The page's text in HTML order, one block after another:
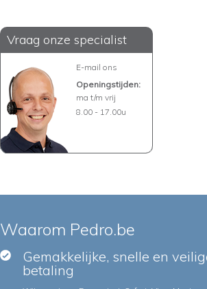
Vraag onze specialist
E-mail ons
Openingstijden:
ma t/m vrij
8.00 - 17.00u
Waarom Pedro.be
Gemakkelijke, snelle en
betaling